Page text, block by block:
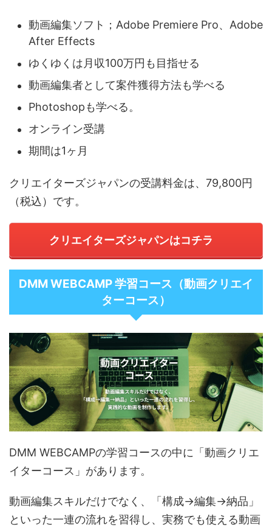
動画編集ソフト；Adobe Premiere Pro、Adobe
After Effects
ゆくゆくは月収100万円も目指せる
動画編集者として案件獲得方法も学べる
Photoshopも学べる。
オンライン受講
期間は1ヶ月
クリエイターズジャパンの受講料金は、79,800円
（税込）です。
クリエイターズジャパンはコチラ
DMM WEBCAMP 学習コース（動画クリエイ
ターコース）
DMM WEBCAMPの学習コースの中に「動画クリエ
イターコース」があります。
動画編集スキルだけでなく、「構成→編集→納品」
といった一連の流れを習得し、実務でも使える動画